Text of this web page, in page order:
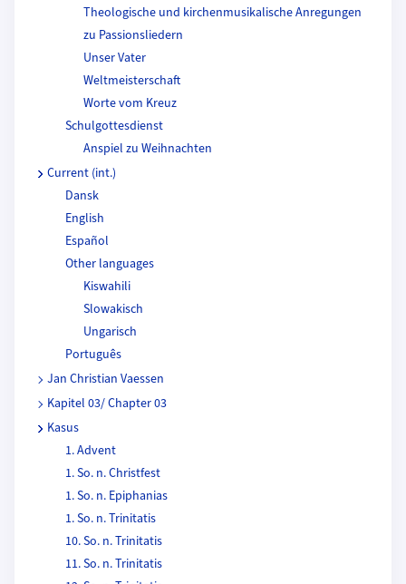
Theologische und kirchenmusikalische Anregungen
zu Passionsliedern
Unser Vater
Weltmeisterschaft
Worte vom Kreuz
Schulgottesdienst
Anspiel zu Weihnachten
Current (int.)
Dansk
English
Español
Other languages
Kiswahili
Slowakisch
Ungarisch
Português
Jan Christian Vaessen
Kapitel 03/ Chapter 03
Kasus
1. Advent
1. So. n. Christfest
1. So. n. Epiphanias
1. So. n. Trinitatis
10. So. n. Trinitatis
11. So. n. Trinitatis